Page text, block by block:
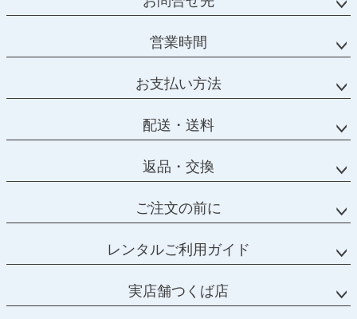
営業時間
お支払い方法
配送・送料
返品・交換
ご注文の前に
レンタルご利用ガイド
実店舗つくば店